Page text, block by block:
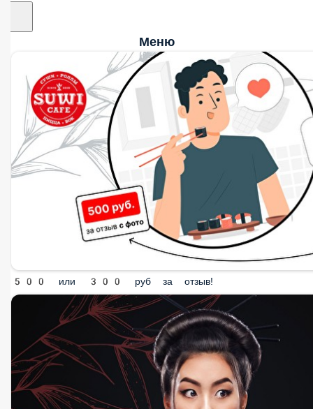
Меню
500 или 300 руб за отзыв!